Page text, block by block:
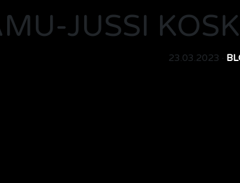
JUSSI
23.03.2023 ·